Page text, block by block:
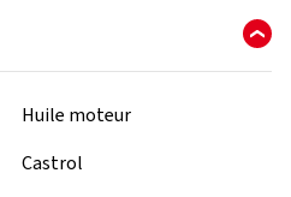
Huile moteur
Castrol